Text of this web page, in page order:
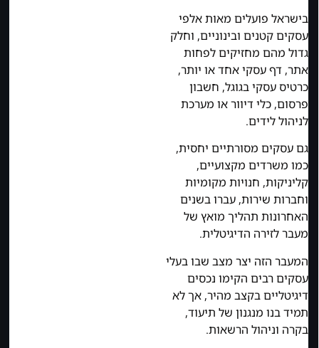
בישראל פועלים מאות אלפי
עסקים קטנים ובינוניים, וחלק
גדול מהם מחזיקים לפחות
אתר, דף עסקי אחד או יותר,
כרטיס עסקי בגוגל, חשבון
פרסום, כלי דיוור או מערכת
לניהול לידים.
גם עסקים מסורתיים יחסית,
כמו משרדים מקצועיים,
קליניקות, חנויות מקומיות
וחברות שירות, עברו בשנים
האחרונות תהליך מואץ של
מעבר לזירה הדיגיטלית.
המעבר הזה יצר מצב שבו בעלי
עסקים רבים הקימו נכסים
דיגיטליים בקצב מהיר, אך לא
תמיד בנו מנגנון של תיעוד,
בקרה וניהול הרשאות.